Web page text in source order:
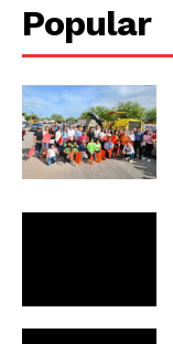
Popular